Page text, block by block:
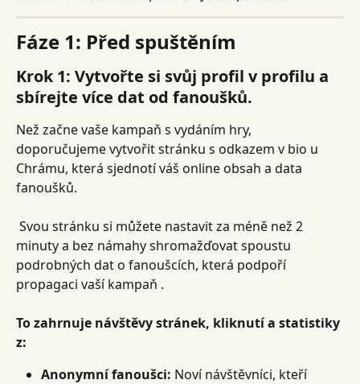
Fáze 1: Před spuštěním
Krok 1: Vytvořte si svůj profil v profilu a
sbírejte více dat od fanoušků.
Než začne vaše kampaň s vydáním hry,
doporučujeme vytvořit stránku s odkazem v bio u
Chrámu, která sjednotí váš online obsah a data
fanoušků.
minuty a bez námahy shromažďovat spoustu
podrobných dat o fanoušcích, která podpoří
propagaci vaší kampaň .
To zahrnuje návštěvy stránek, kliknutí a statistiky
z:
Anonymní fanoušci: Noví návštěvníci, kteří